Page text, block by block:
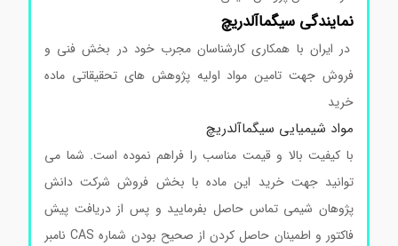
نمایندگیسیگماآلدریچ
در ایران با همکاری کارشناسان مجرب خود در بخش فنی و
فروش جهت تامین مواد اولیه پژوهش های تحقیقاتی ماده
خرید
مواد شیمیایی سیگماآلدریچ
با کیفیت بالا و قیمت مناسب را فراهم نموده است. شما می
توانید جهت خرید این ماده با بخش فروش شرکت دانش
پژوهان شیمی تماس حاصل بفرمایید و پس از دریافت پیش
فاکتور و اطمینان حاصل کردن از صحیح بودن شماره CAS نامبر